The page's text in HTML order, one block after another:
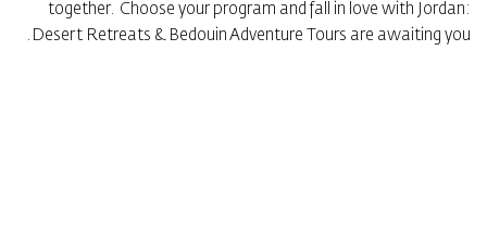
together. Choose your program and fall in love with Jordan:
Desert Retreats & Bedouin Adventure Tours are awaiting you.